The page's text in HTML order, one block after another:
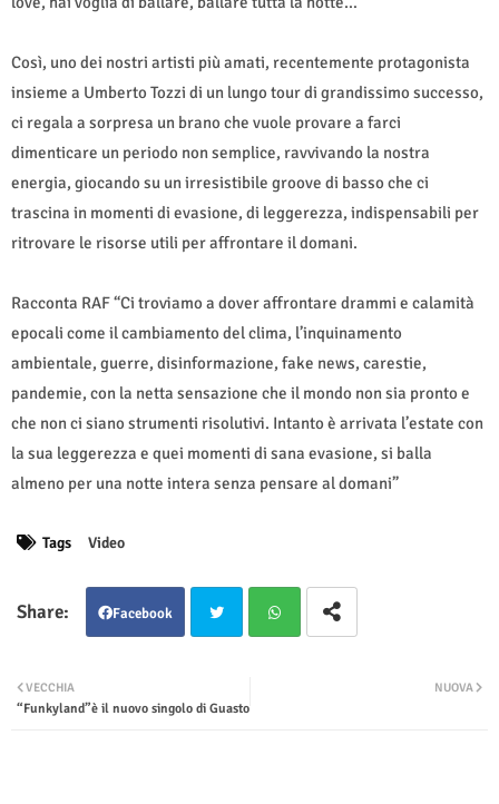
Così, uno dei nostri artisti più amati, recentemente protagonista
insieme a Umberto Tozzi di un lungo tour di grandissimo successo,
ci regala a sorpresa un brano che vuole provare a farci
dimenticare un periodo non semplice, ravvivando la nostra
energia, giocando su un irresistibile groove di basso che ci
trascina in momenti di evasione, di leggerezza, indispensabili per
ritrovare le risorse utili per affrontare il domani.
Racconta RAF “Ci troviamo a dover affrontare drammi e calamità
epocali come il cambiamento del clima, l’inquinamento
ambientale, guerre, disinformazione, fake news, carestie,
pandemie, con la netta sensazione che il mondo non sia pronto e
che non ci siano strumenti risolutivi. Intanto è arrivata l’estate con
la sua leggerezza e quei momenti di sana evasione, si balla
almeno per una notte intera senza pensare al domani”
Tags Video
Facebook
ter
NUOVA
VECCHIA
“Funkyland”è il nuovo singolo di Guasto